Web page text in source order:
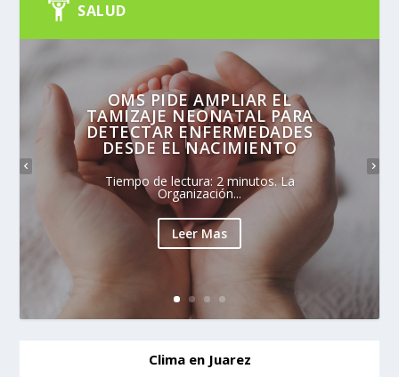
SALUD
OMS PIDE AMPLIAR EL
TAMIZAJE NEONATAL PARA
DETECTAR ENFERMEDADES
DESDE EL NACIMIENTO
Tiempo de lectura: 2 minutos. La
Organización...
Leer Mas
Clima en Juarez